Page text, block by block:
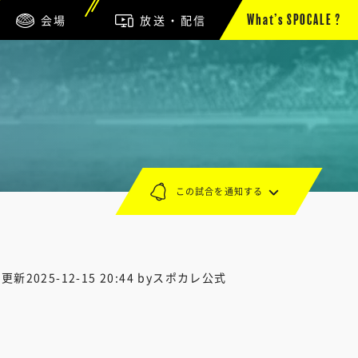
会場 放送・配信 What’s SPOCALE ?
新2025-12-15 20:44 byスポカレ公式
この試合を通知する